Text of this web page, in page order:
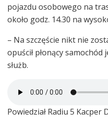
pojazdu osobowego na
około godz. 14.30 na
– Na szczęście nikt nie
opuścił płonący
służb.
Powiedział Radiu 5